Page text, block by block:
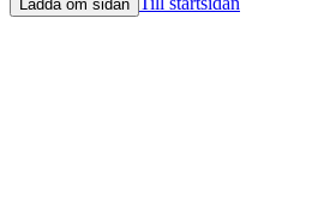
Ladda om sidan